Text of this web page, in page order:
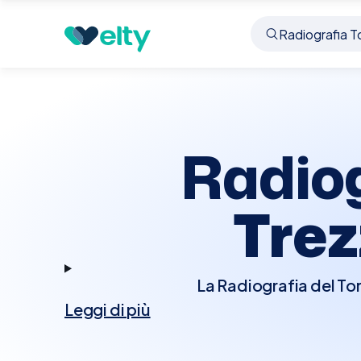
Prenota visita Radiografia Torace Rx Trezzano
La Radiografia del
Leggi di più